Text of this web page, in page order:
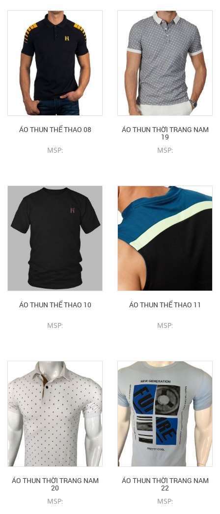
ÁO THUN THỂ THAO 08
MSP:
ÁO THUN THỜI TRANG NAM
19
MSP:
ÁO THUN THỂ THAO 10
MSP:
ÁO THUN THỂ THAO 11
MSP:
ÁO THUN THỜI TRANG NAM
20
MSP:
ÁO THUN THỜI TRANG NAM
22
MSP: